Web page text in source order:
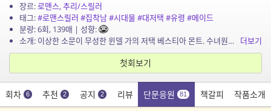
장르:로맨스,추리/스릴러
태그:#로맨스릴러 #집착남#시대물#대저택 #유령 #메이드
분량: 6회, 139매 | 성향:
소개: 이상한 소문이 무성한 윈델 가의 저택 베스티아 몬트. 수녀원에서 도망친 알마는 새출발을 꿈꾸며 그곳으로 오지만, 그녀의 고용주인 윈델 경은 알 수 없는 행동으로 그녀를 당혹시킨다....
더보기
첫회보기
회차 6 추천 2 공지 2 리뷰 단문응원 81 책갈피 작품소개